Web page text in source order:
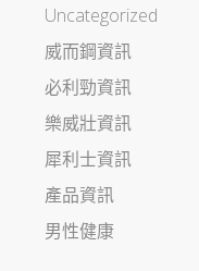
Uncategorized
威而鋼資訊
必利勁資訊
樂威壯資訊
犀利士資訊
產品資訊
男性健康